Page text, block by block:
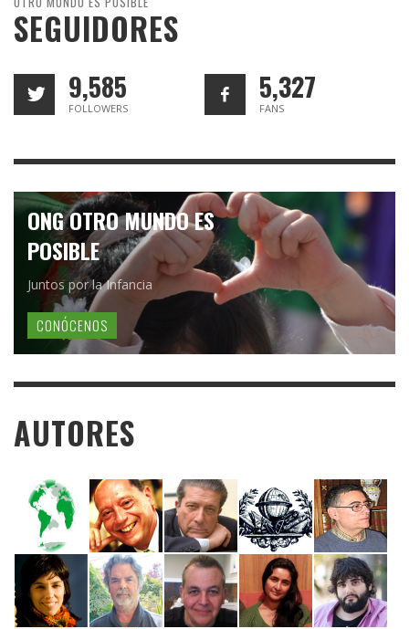
SEGUIDORES
9,585
FOLLOWERS
5,327
FANS
ONG OTRO MUNDO ES
POSIBLE
Juntos por la Infancia
CONÓCENOS
AUTORES